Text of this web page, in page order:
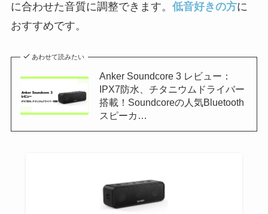
に合わせた音質に調整できます。 低音好きの方に
おすすめです。
あわせて読みたい
Anker Soundcore 3 レビュー：
IPX7防水、チタニウムドライバー
搭載！Soundcoreの人気Bluetooth
スピーカ…